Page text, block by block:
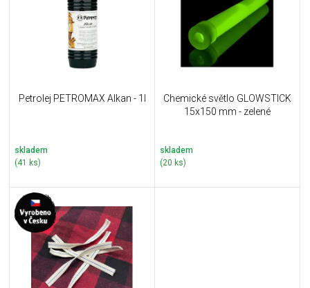
Petrolej PETROMAX Alkan - 1l
skladem
(41 ks)
Chemické světlo GLOWSTICK
15x150 mm - zelené
skladem
(20 ks)